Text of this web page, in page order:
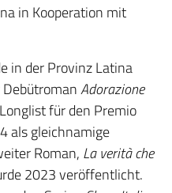
in Kooperation mit
in der Provinz Latina
Adorazione
für den Premio
als gleichnamige
Roman, La verità che
2023 veröffentlicht.